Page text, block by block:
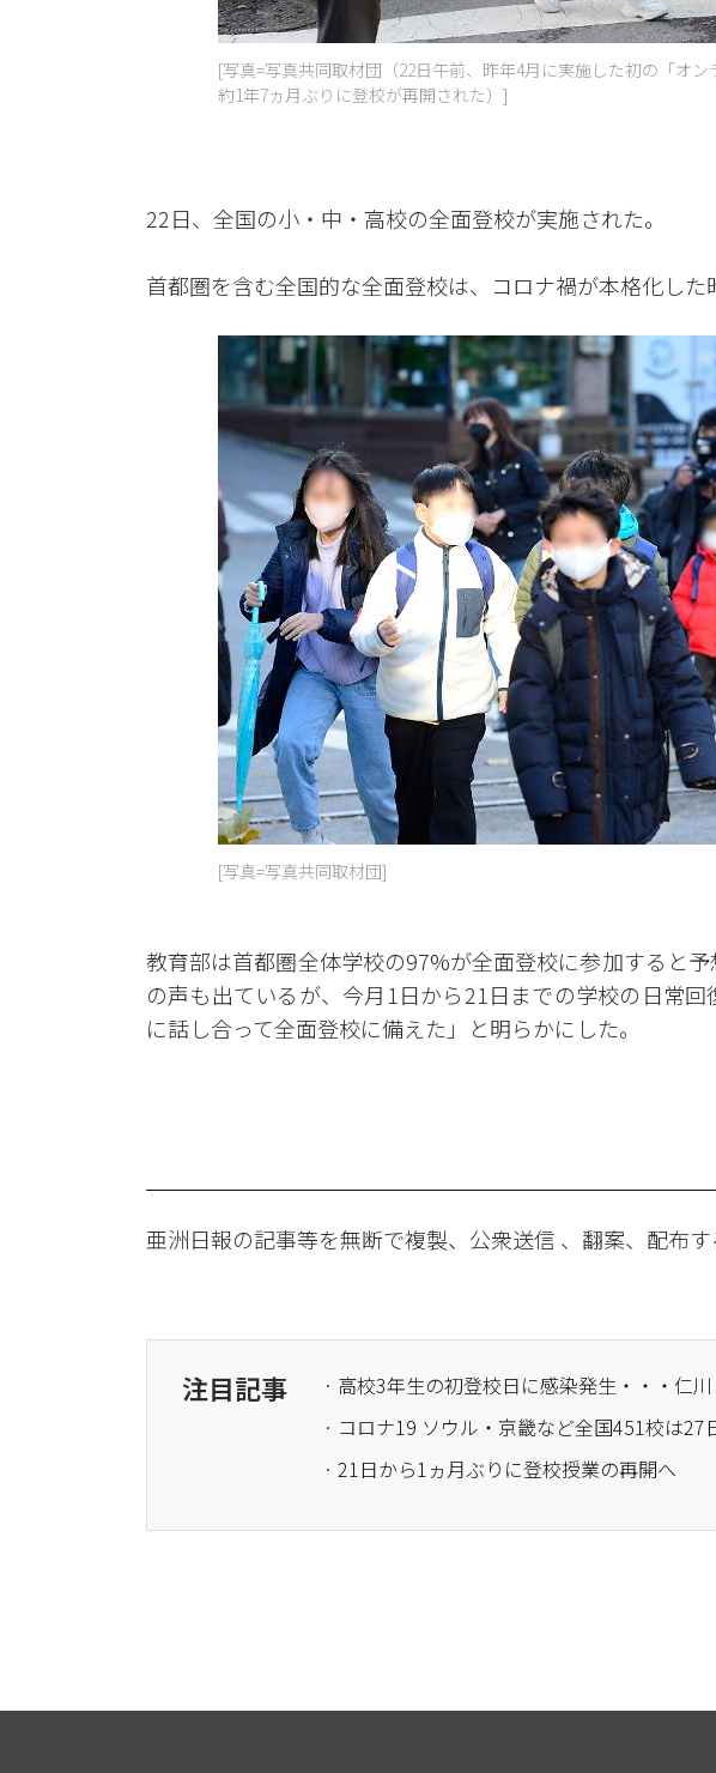
[写真=写真共同取材団（22日午前、昨年4月に実施した初の「オン
約1年7ヵ月ぶりに登校が再開された）]
22日、全国の小・中・高校の全面登校が実施された。
首都圏を含む全国的な全面登校は、コロナ禍が本格化した
[写真=写真共同取材団]
教育部は首都圏全体学校の97%が全面登校に参加すると
の声も出ているが、今月1日から21日までの学校の日常
に話し合って全面登校に備えた」と明らかにした。
亜洲日報の記事等を無断で複製、公衆送信 、翻案、配布す
注目記事
· 高校3年生の初登校日に感染発生・・・仁
· コロナ19 ソウル・京畿など全国451校は27
· 21日から1ヵ月ぶりに登校授業の再開へ